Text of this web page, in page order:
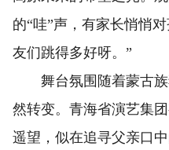
的“哇”声，有家长悄悄
友们跳得多好呀。”
舞台氛围随着蒙古族
然转变。青海省演艺集
遥望，似在追寻父亲口